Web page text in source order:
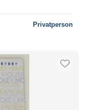
Privatperson